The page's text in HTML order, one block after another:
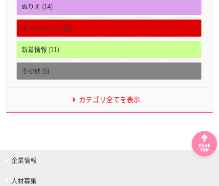
ぬりえ (14)
キャンペーン (13)
新着情報 (11)
その他 (5)
カテゴリ全てを表示
企業情報
人材募集